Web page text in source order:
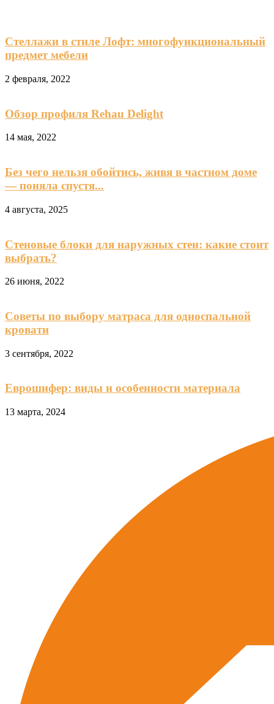
Стеллажи в стиле Лофт: многофункциональный
предмет мебели
2 февраля, 2022
Обзор профиля Rehau Delight
14 мая, 2022
Без чего нельзя обойтись, живя в частном доме
— поняла спустя...
4 августа, 2025
Стеновые блоки для наружных стен: какие стоит
выбрать?
26 июня, 2022
Советы по выбору матраса для односпальной
кровати
3 сентября, 2022
Еврошифер: виды и особенности материала
13 марта, 2024